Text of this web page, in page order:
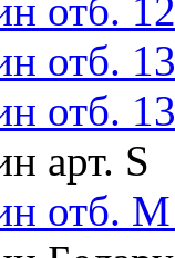
отб.
отб.
отб.
арт. S
отб.